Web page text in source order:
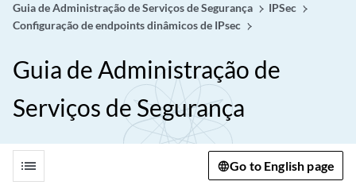
Guia de Administração de Serviços de Segurança
IPSec
Configuração de endpoints dinâmicos de IPsec
Guia de Administração de
Serviços de Segurança
list Go to English page